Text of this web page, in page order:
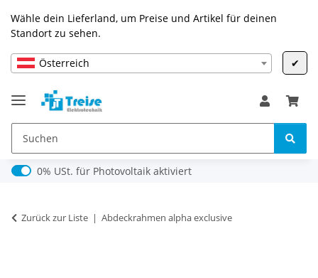
Wähle dein Lieferland, um Preise und Artikel für deinen
Standort zu sehen.
Österreich ✔
0% USt. für Photovoltaik (§ 12 Abs. 3 UStG)
0% USt. für Photovoltaik aktiviert
Zurück zur Liste Abdeckrahmen alpha exclusive